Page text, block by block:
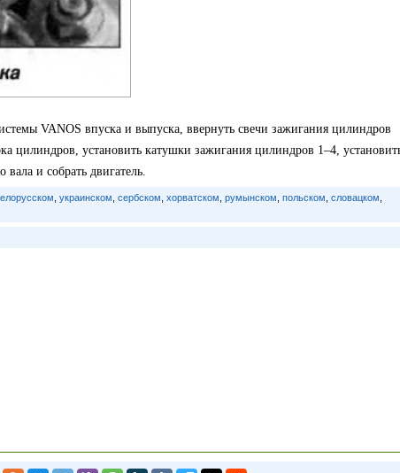
VANOS впуска и выпуска, ввернуть свечи зажигания цилиндров
цилиндров, установить катушки зажигания цилиндров 1–4,
вала и собрать двигатель.
украинском сербском хорватском румынском польском словацком